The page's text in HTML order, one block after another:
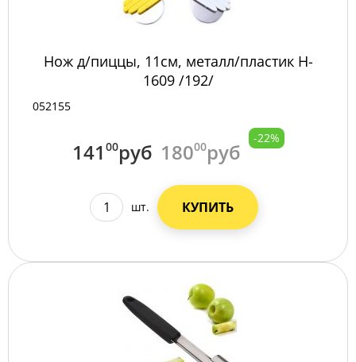
Нож д/пиццы, 11см, металл/пластик H-
1609 /192/
052155
141 00руб 18000руб
-22%
шт. КУПИТЬ